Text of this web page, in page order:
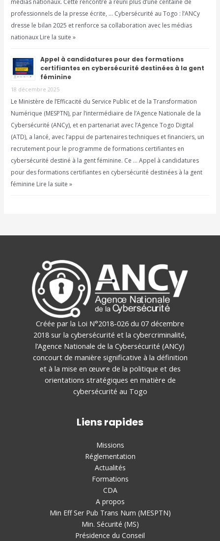
professionnels de la presse écrite, … Cybersécurité au Togo : l’ANCy
dresse le bilan 2025 et renforce sa collaboration avec les médias
nationaux Lire la suite »
Appel à candidatures pour des formations
certifiantes en cybersécurité destinées à la gent
féminine
18 décembre 2025
Le Ministère de l’Efficacité du Service Public et de la Transformation
Numérique (MESPTN), par l’intermédiaire de l’Agence Nationale de la
Cybersécurité (ANCy), et en partenariat avec l’Agence Togo Digital
(ATD), a lancé, avec l’appui de partenaires techniques et financiers, un
recrutement pour le programme de formations certifiantes en
cybersécurité destiné à la gent féminine. Ce … Appel à candidatures
pour des formations certifiantes en cybersécurité destinées à la gent
féminine Lire la suite »
Créée par la Loi N°2018-026 du 07 décembre
2018 sur la cybersécurité et la cybercriminalité,
l’Agence Nationale de la Cybersécurité (ANCy)
concourt de manière significative à la définition
et à la mise en œuvre de la politique et des
orientations stratégiques en matière de
cybersécurité au Togo
Liens rapides
Missions
Réglementation
Actualités
Formations
CDA
A propos
Min Eff Ser Pub Trans Num (MESPTN)
Min. Sécurité (MS)
Présidence du Conseil